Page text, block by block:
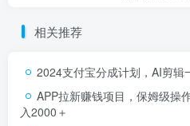
相关推荐
2024支付宝分成计划，AI剪辑
APP拉新赚钱项目，保姆级操
入2000＋